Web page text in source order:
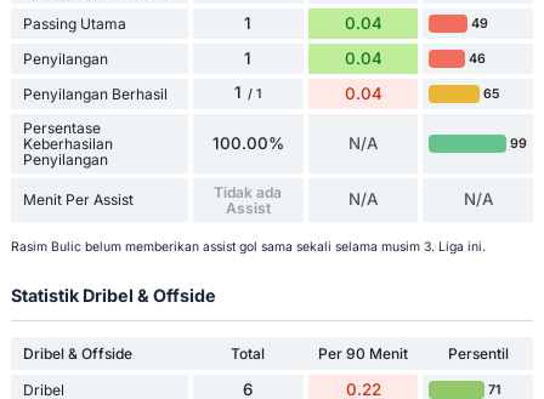
Passing Utama 1 0.04 49
Penyilangan 1 0.04 46
Penyilangan Berhasil 1 / 1 0.04 65
Persentase
Keberhasilan
Penyilangan
100.00% N/A 99
Menit Per Assist
Tidak ada
Assist
N/A N/A
Rasim Bulic belum memberikan assist gol sama sekali selama musim 3. Liga ini.
Statistik Dribel & Offside
Dribel & Offside Total Per 90 Menit
Persentil
Dribel
6 0.22 71